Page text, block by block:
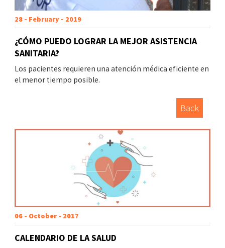
28 - February - 2019
¿CÓMO PUEDO LOGRAR LA MEJOR ASISTENCIA
SANITARIA?
Los pacientes requieren una atención médica eficiente en
el menor tiempo posible.
Back
06 - October - 2017
CALENDARIO DE LA SALUD